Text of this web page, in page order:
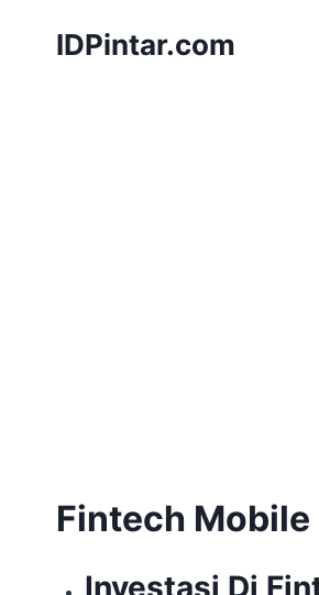
IDPintar.com
Fintech Mobile
Investasi Di